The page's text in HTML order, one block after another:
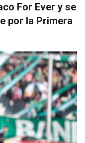
For Ever y se
por la Primera